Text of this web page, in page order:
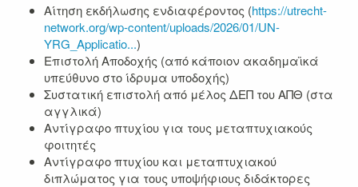
Αίτηση εκδήλωσης ενδιαφέροντος (https://utrecht-
network.org/wp-content/uploads/2026/01/UN-
YRG_Applicatio...)
Επιστολή Αποδοχής (από κάποιον ακαδημαϊκά
υπεύθυνο στο ίδρυμα υποδοχής)
Συστατική επιστολή από μέλος ΔΕΠ του ΑΠΘ (στα
αγγλικά)
Αντίγραφο πτυχίου για τους μεταπτυχιακούς
φοιτητές
Αντίγραφο πτυχίου και μεταπτυχιακού
διπλώματος για τους υποψήφιους διδάκτορες